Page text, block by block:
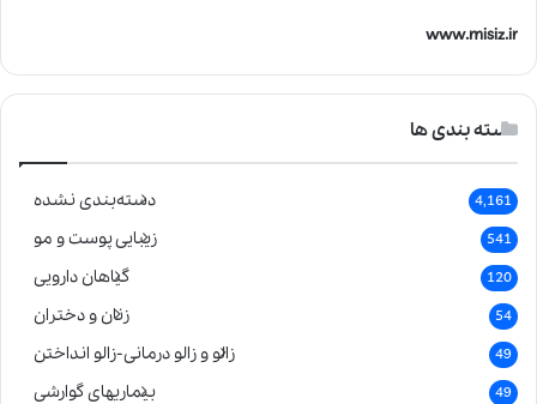
www.misiz.ir
دسته بندی ها
دسته‌بندی نشده 4,161
زیبایی پوست و مو 541
گیاهان دارویی 120
زنان و دختران 54
زالو و زالو درمانی-زالو انداختن 49
بیماریهای گوارشی 49